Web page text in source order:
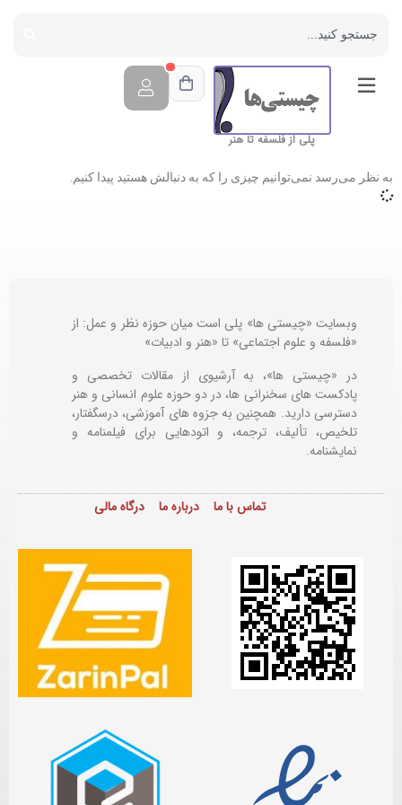
پلی از فلسفه تا هنر
به نظر می‌رسد نمی‌توانیم چیزی را که به دنبالش هستید پیدا کنیم.
وبسایت «چیستی ها» پلی است میان حوزه نظر و عمل: از
«فلسفه و علوم اجتماعی» تا «هنر و ادبیات»
در «چیستی ها»، به آرشیوی از مقالات تخصصی و
پادکست های سخنرانی ها، در دو حوزه علوم انسانی و هنر
دسترسی دارید. همچنین به جزوه های آموزشی، درسگفتار،
تلخیص، تألیف، ترجمه، و اتودهایی برایفیلمنامه و
نمایشنامه.
تماس با ما درباره ما درگاه مالی